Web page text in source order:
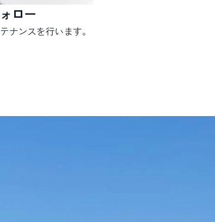
ロー
ナンスを行います。